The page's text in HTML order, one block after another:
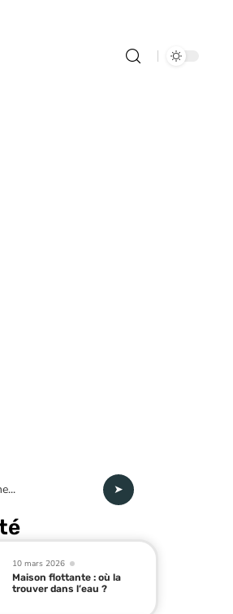
10 mars 2026
Maison flottante : où la
trouver dans l’eau ?